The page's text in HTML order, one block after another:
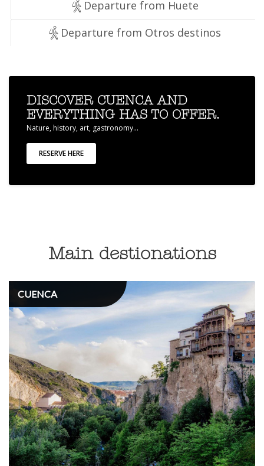
Departure from Huete
Departure from Otros destinos
DISCOVER CUENCA AND
EVERYTHING HAS TO OFFER.
Nature, history, art, gastronomy...
RESERVE HERE
Main destionations
CUENCA